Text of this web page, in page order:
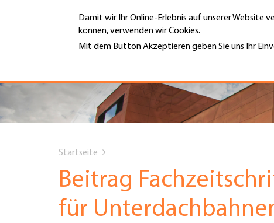
Damit wir Ihr Online-Erlebnis auf unserer Website
können, verwenden wir Cookies.
Mit dem Button Akzeptieren geben Sie uns Ihr
Hauptnavigation
PORTRÄT
DIENSTLEISTUNGEN
MITGLIEDSCHAFT
MENÜ
are
here
Startseite
Beitrag
für